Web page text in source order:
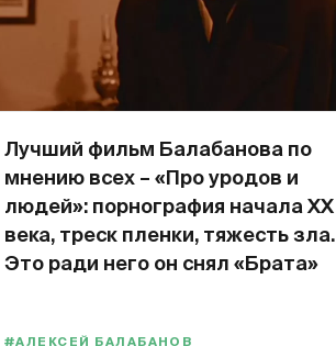
Лучший фильм Балабанова по
мнению всех – «Про уродов и
людей»: порнография начала XX
века, треск пленки, тяжесть зла.
Это ради него он снял «Брата»
#АЛЕКСЕЙ БАЛАБАНОВ